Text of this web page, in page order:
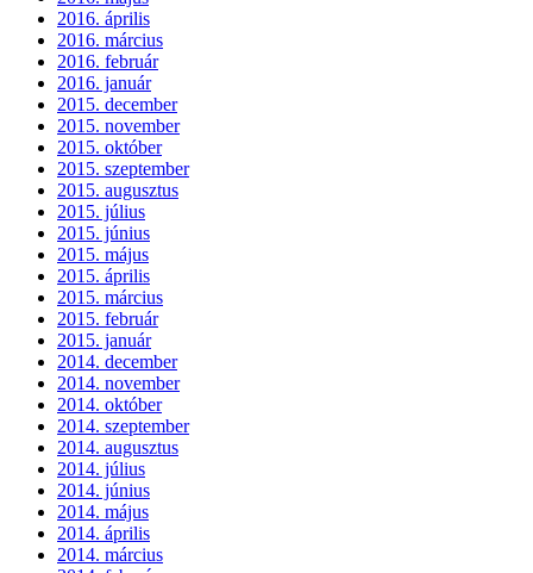
2016. április
2016. március
2016. február
2016. január
2015. december
2015. november
2015. október
2015. szeptember
2015. augusztus
2015. július
2015. június
2015. május
2015. április
2015. március
2015. február
2015. január
2014. december
2014. november
2014. október
2014. szeptember
2014. augusztus
2014. július
2014. június
2014. május
2014. április
2014. március